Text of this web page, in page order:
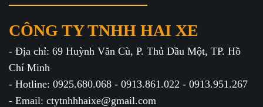
CÔNG TY TNHH HAI XE
- Địa chỉ: 69 Huỳnh Văn Cù, P. Thủ Dầu Một, TP. Hồ
Chí Minh
- Hotline: 0925.680.068 - 0913.861.022 - 0913.951.267
- Email: ctytnhhhaixe@gmail.com